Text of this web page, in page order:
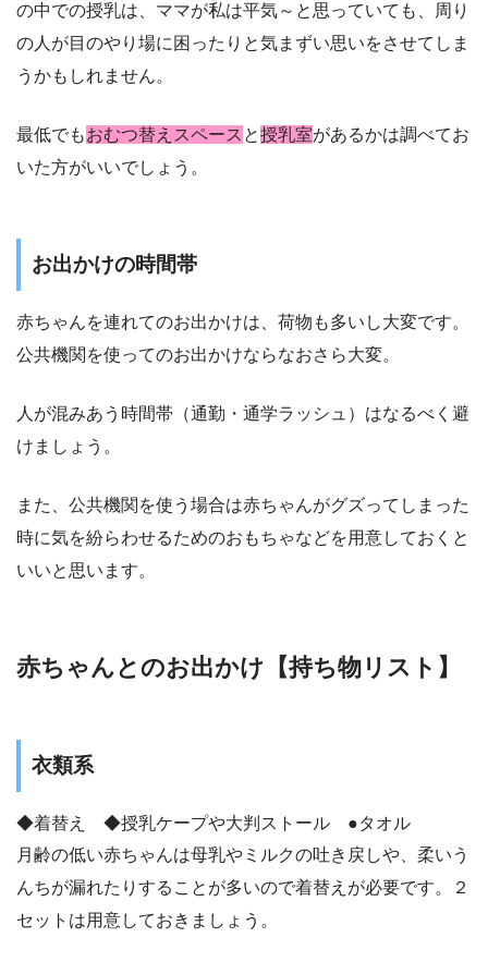
の中での授乳は、ママが私は平気～と思っていても、周り
の人が目のやり場に困ったりと気まずい思いをさせてしま
うかもしれません。
最低でもおむつ替えスペース と授乳室があるかは調べてお
いた方がいいでしょう。
お出かけの時間帯
赤ちゃんを連れてのお出かけは、荷物も多いし大変です。
公共機関を使ってのお出かけならなおさら大変。
人が混みあう時間帯（通勤・通学ラッシュ）はなるべく避
けましょう。
また、公共機関を使う場合は赤ちゃんがグズってしまった
時に気を紛らわせるためのおもちゃなどを用意しておくと
いいと思います。
赤ちゃんとのお出かけ【持ち物リスト】
衣類系
◆着替え ◆授乳ケープや大判ストール ●タオル
月齢の低い赤ちゃんは母乳やミルクの吐き戻しや、柔いう
んちが漏れたりすることが多いので着替えが必要です。２
セットは用意しておきましょう。